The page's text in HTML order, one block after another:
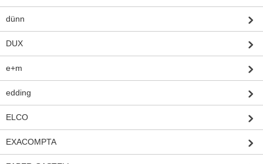
dünn
DUX
e+m
edding
ELCO
EXACOMPTA